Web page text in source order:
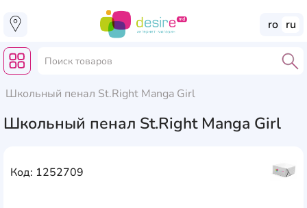
ro ru
Школьный пенал St.Right Manga Girl
Школьный пенал St.Right Manga Girl
Код: 1252709